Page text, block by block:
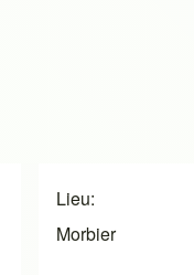
Lieu
Morbier